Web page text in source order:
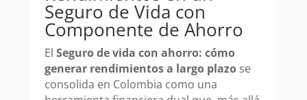
Seguro de Vida con
Componente de Ahorro
El Seguro de vida con ahorro: cómo
generar rendimientos a largo plazose
consolida en Colombia como una